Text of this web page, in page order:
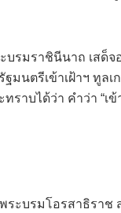
บรมราชินีนาถ เส
นตรีเข้าเฝ้าฯ ทูลเ
าบได้ว่า คำว่า “เข้
พระบรมโอรสาธิรา